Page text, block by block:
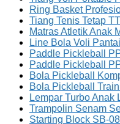
Ring Basket
Tiang Tenis Tetap
Matras Atletik Anak
Line Bola Voli
Paddle Pickleball
Paddle Pickleball
Bola Pickleball
Bola Pickleball
Lempar Turbo Anak
Trampolin Senam
Starting Block SB-